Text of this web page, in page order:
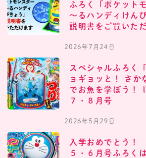
ふろく「ポケット
～るハンディけん
説明書をご覧いた
2026年7月24日
スペシャルふろく
ョギョッと！ さか
でお魚を学ぼう！
７・８月号
2026年5月29日
入学おめでとう！
５・６月号ふろく